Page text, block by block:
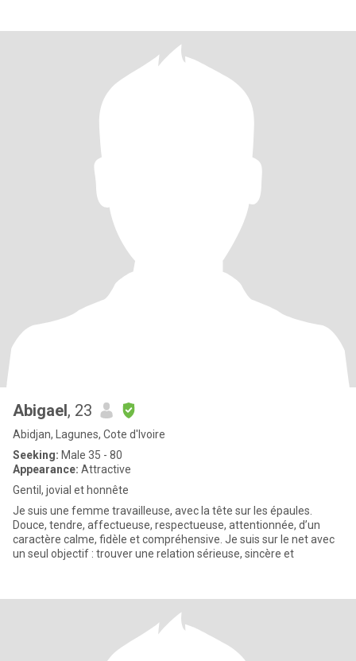
Abigael, 23
Abidjan, Lagunes, Cote d'Ivoire
Seeking: Male 35 - 80
Appearance: Attractive
Gentil, jovial et honnête
Je suis une femme travailleuse, avec la tête sur les épaules.
Douce, tendre, affectueuse, respectueuse, attentionnée, d’un
caractère calme, fidèle et compréhensive. Je suis sur le net avec
un seul objectif : trouver une relation sérieuse, sincère et